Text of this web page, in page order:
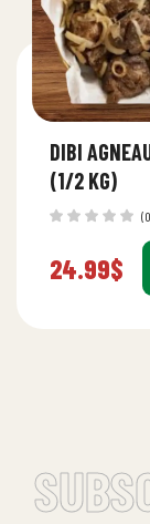
DIBI
(1/2 KG)
24.99$